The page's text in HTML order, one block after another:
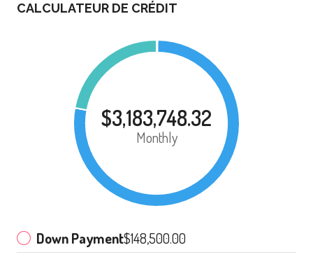
CALCULATEUR DE CRÉDIT
$3,183,748.32
Monthly
Down Payment$148,500.00